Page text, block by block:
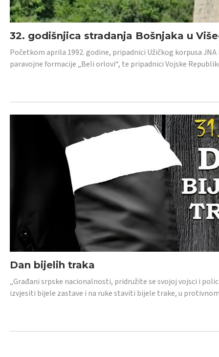
32. godišnjica stradanja Bošnjaka u
Početkom aprila 1992. godine, pripadnici Užičkog korpusa
paravojne formacije „Beli orlovi“, te pripadnici Vojske
Dan bijelih traka
„Građani srpske nacionalnosti, pridružite se svojoj vojsci i
izvjesiti bijele zastave i na ruke staviti bijele trake, u